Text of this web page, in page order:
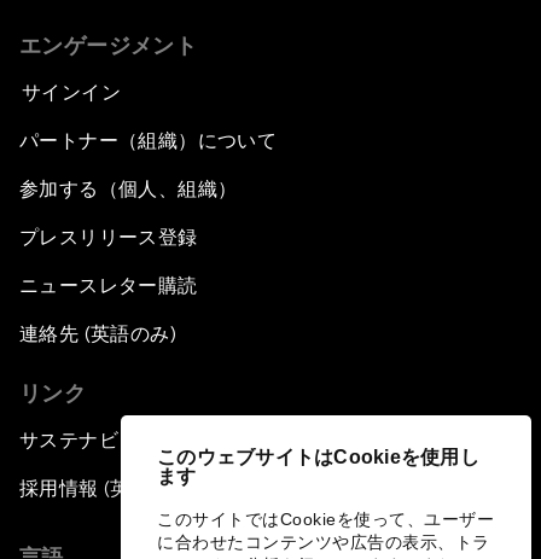
このウェブサイトはCookieを使用し
ます
このサイトではCookieを使って、ユーザー
に合わせたコンテンツや広告の表示、トラ
エンゲージメント
サインイン
パートナー（組織）について
参加する（個人、組織）
プレスリリース登録
ニュースレター購読
連絡先 (英語のみ)
リンク
サステナビリティへの取り組み
採用情報 (英語のみ)